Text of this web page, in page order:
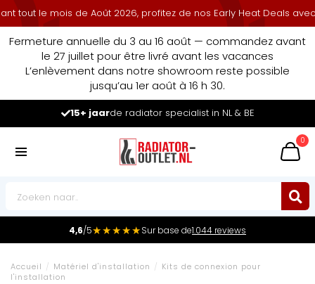
le mois de Août 2026, profitez de nos Early Heat Deals avec
Fermeture annuelle du 3 au 16 août — commandez avant
le 27 juillet pour être livré avant les vacances
L’enlèvement dans notre showroom reste possible
jusqu’au 1er août à 16 h 30.
15+ jaarde radiator specialist in NL & BE
0
4,6/5★★★★★Sur base de1.044 reviews
Accueil / Matériel d'installation / Kits de connexion pour
l'installation